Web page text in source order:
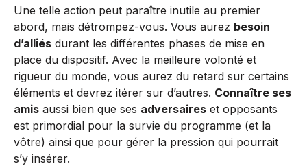
Une telle action peut paraître inutile au premier
abord, mais détrompez-vous. Vous aurez besoin
d’alliés durant les différentes phases de mise en
place du dispositif. Avec la meilleure volonté et
rigueur du monde, vous aurez du retard sur certains
éléments et devrez itérer sur d’autres. Connaître ses
amis aussi bien que ses adversaires et opposants
est primordial pour la survie du programme (et la
vôtre) ainsi que pour gérer la pression qui pourrait
s’y insérer.